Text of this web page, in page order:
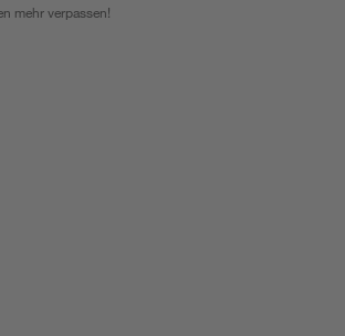
mehr verpassen!